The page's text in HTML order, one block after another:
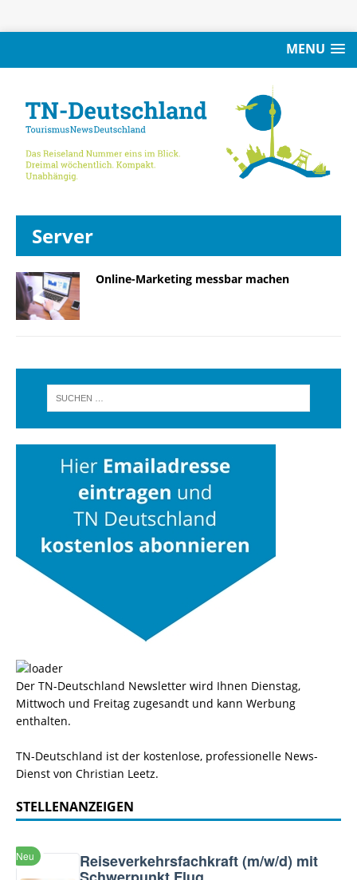
MENU
Server
Online-Marketing messbar machen
Der TN-Deutschland Newsletter wird Ihnen Dienstag,
Mittwoch und Freitag zugesandt und kann Werbung
enthalten.
TN-Deutschland ist der kostenlose, professionelle News-
Dienst von Christian Leetz.
STELLENANZEIGEN